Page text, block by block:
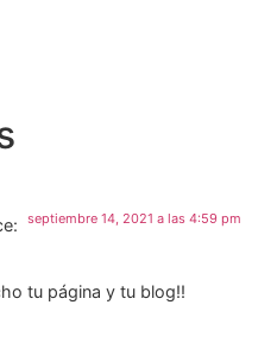
septiembre 14, 2021 a las 4:59 pm
tu página y tu blog!!